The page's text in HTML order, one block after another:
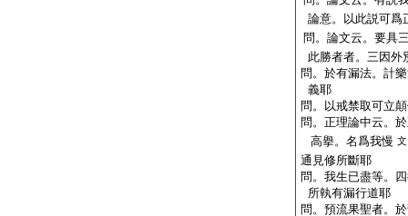
論意。以此説可爲
問。論文云。要具
此勝者者。三因外
問。於有漏法。計
義耶
問。以戒禁取可立
問。正理論中云。
高擧。名爲我慢 文
通見修所斷耶
問。我生已盡等。
所執有漏行道耶
問。預流果聖者。